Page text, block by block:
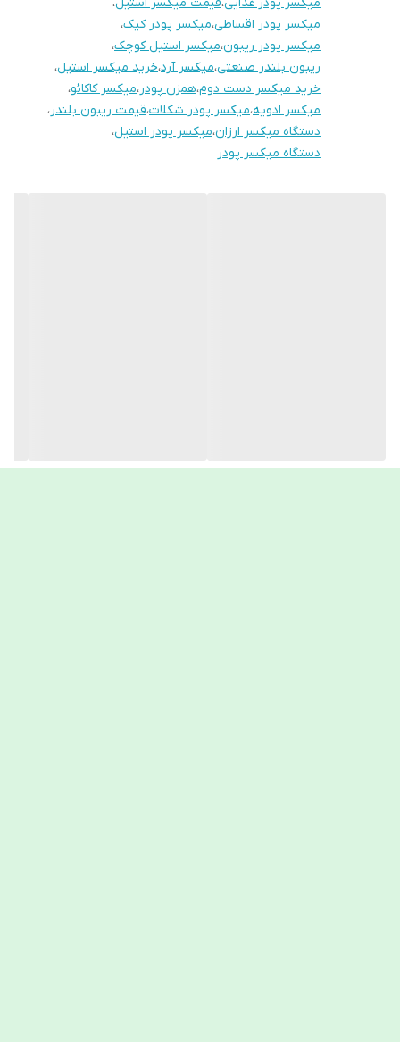
میکسر پودر اقساطی،میکسر پودر کیک،
میکسر پودر ریبون،میکسر استیل کوچک،
ریبون بلندر صنعتی،میکسر آرد،خرید میکسر استیل،
خرید میکسر دست دوم،همزن پودر،میکسر کاکائو،
میکسر ادویه،میکسر پودر شکلات،قیمت ریبون بلندر،
دستگاه میکسر ارزان،میکسر پودر استیل،
دستگاه میکسر پودر